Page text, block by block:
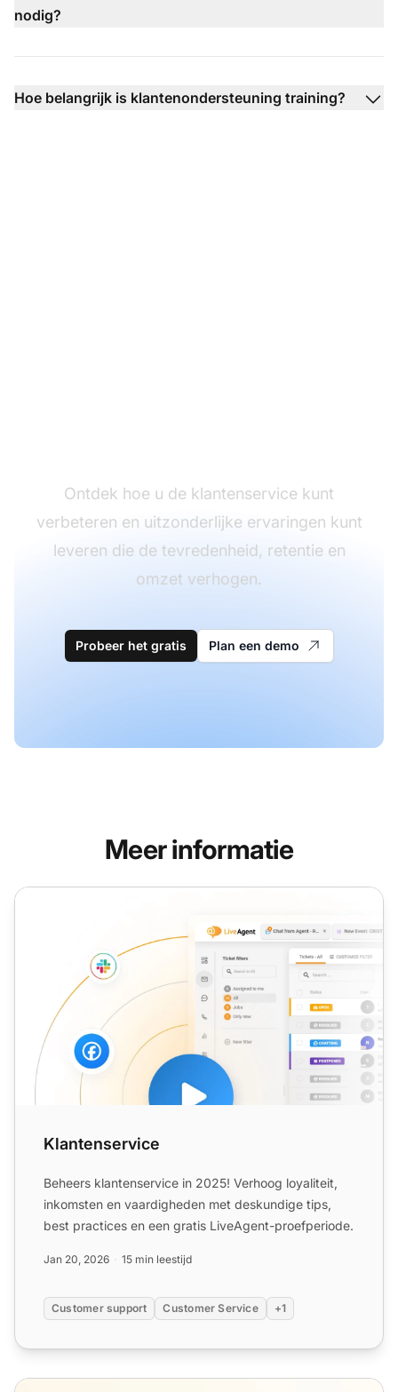
nodig?
Hoe belangrijk is klantenondersteuning training?
Ontdek hoe u de klantenservice kunt
verbeteren en uitzonderlijke ervaringen kunt
leveren die de tevredenheid, retentie en
omzet verhogen.
Probeer het gratis Plan een demo
Meer informatie
Klantenservice
Klantenservice
Beheers klantenservice in 2025! Verhoog loyaliteit,
inkomsten en vaardigheden met deskundige tips,
best practices en een gratis LiveAgent-proefperiode.
Jan 20, 2026 15 min leestijd
Customer support Customer Service +1
Definitie van goede klantenservice, best practices en